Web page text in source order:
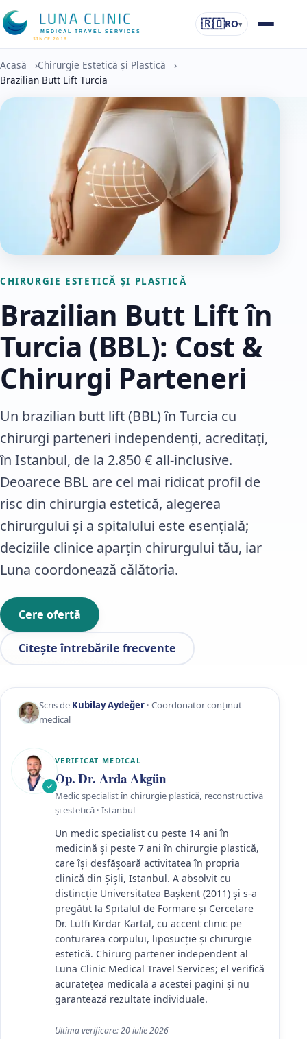
MEDICAL TRAVEL SERVICES
SINCE 2016
🇷🇴RO▾
Acasă ›Chirurgie Estetică și Plastică
›
Brazilian Butt Lift Turcia
CHIRURGIE ESTETICĂ ȘI PLASTICĂ
Brazilian Butt Lift în
Turcia (BBL): Cost &
Chirurgi Parteneri
Un brazilian butt lift (BBL) în Turcia cu
chirurgi parteneri independenți, acreditați,
în Istanbul, de la 2.850 € all-inclusive.
Deoarece BBL are cel mai ridicat profil de
risc din chirurgia estetică, alegerea
chirurgului și a spitalului este esențială;
deciziile clinice aparțin chirurgului tău, iar
Luna coordonează călătoria.
Cere ofertă
Citește întrebările frecvente
Scris de Kubilay Aydeğer· Coordonator conținut
medical
VERIFICAT MEDICAL
Op. Dr. Arda Akgün
Medic specialist în chirurgie plastică, reconstructivă
și estetică · Istanbul
Un medic specialist cu peste 14 ani în
medicină și peste 7 ani în chirurgie plastică,
care își desfășoară activitatea în propria
clinică din Şişli, Istanbul. A absolvit cu
distincție Universitatea Başkent (2011) și s-a
pregătit la Spitalul de Formare și Cercetare
Dr. Lütfi Kırdar Kartal, cu accent clinic pe
conturarea corpului, liposucție și chirurgie
estetică. Chirurg partener independent al
Luna Clinic Medical Travel Services; el verifică
acuratețea medicală a acestei pagini și nu
garantează rezultate individuale.
Ultima verificare:20 iulie 2026